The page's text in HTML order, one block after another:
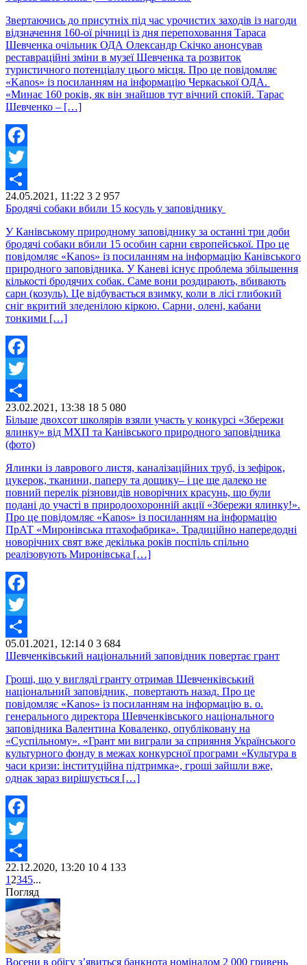
Звертаючись до присутніх під час урочистих заходів із нагоди
відзначення 160-ої річниці із дня перепоховання Тараса
Шевченка очільник ОДА Олександр Скічко анонсував
реставраційні зміни в музеї Шевченка та розвиток
туристичного потенціалу цього місця. Про це повідомляє
«Kanos» із посиланням на інформацію Черкаської ОДА.
«Минає 160 років, як він знайшов тут вічний спокій. Тарас
Шевченко – […]
Facebook
Twitter
Share
24.05.2021, 11:22 3 2 957
Бродячі собаки вбили 15 косуль у заповіднику
У Канівському природному заповіднику за останні три доби
бродячі собаки вбили 15 особин сарни європейської. Про це
повідомляє «Kanos» із посиланням на інформацію Канівського
природного заповідника. У Каневі існує проблема збільшення
кількості бродячих собак. Саме вони роздирають, вбивають
сарн (козуль). Це відбувається взимку, коли в лісі глибокий
сніг вкритий зледенілою кіркою. Сарни, олені, кабани
тонкими […]
Facebook
Twitter
Share
23.02.2021, 13:38 18 5 080
Більше двохсот школярів взяли участь у конкурсі «Збережи
ялинку» від МХП та Канівського природного заповідника
(фото)
Ялинки із лаврового листя, каналізаційних труб, із зефірок,
цукерок, тканини, паперу та дощику– і це ще далеко не
повний перелік різновидів новорічних красунь, що були
подані до участі в природоохоронній акції «Збережи ялинку!».
Про це повідомляє «Kanos» із посиланням на інформацію
ПрАТ «Миронівська птахофабрика». Традиційно напередодні
новорічних свят вже декілька років поспіль спільно
реалізовують Миронівська […]
Facebook
Twitter
Share
05.01.2021, 12:14 0 3 684
Шевченківський національний заповідник повертає грант
Гроші, що у вигляді гранту отримав Шевченківський
національний заповідник, повертають назад. Про це
повідомляє «Kanos» із посиланням на інформацію в. о.
генерального директора Шевченківського національного
заповідника Валентина Коваленко, опубліковану на
«Суспільному». «Грант ми виграли за сприяння Українського
культурного фонду в межах конкурсної програми «Культура в
часи кризи: інституційна підтримка», гроші зайшли вже,
однак зараз вирішується […]
Facebook
Twitter
Share
22.12.2020, 13:20 10 4 133
1 2345...
Погляд
Восени в обігу з’явиться банкнота номіналом 2 000 гривень